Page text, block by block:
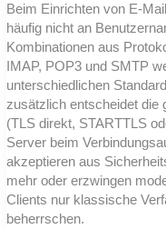
Beim Einrichten von E-
häufig nicht an
Kombinationen aus
IMAP, POP3 und SMTP
unterschiedlichen
zusätzlich entscheidet die
(TLS direkt, STARTTLS
Server beim
akzeptieren aus
mehr oder erzwingen
Clients nur klassische
beherrschen.